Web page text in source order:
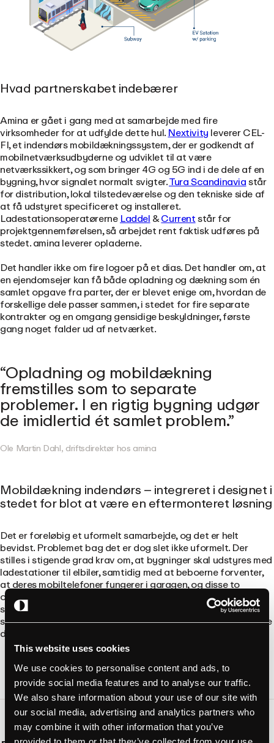
This website uses cookies
We use cookies to personalise content and ads, to
provide social media features and to analyse our traffic.
We also share information about your use of our site with
our social media, advertising and analytics partners who
may combine it with other information that you’ve
Hvad partnerskabet indebærer
Amina er gået i gang med at samarbejde med fire
virksomheder for at udfylde dette hul.Nextivityleverer CEL-
FI, et indendørs mobildækningssystem, der er godkendt af
mobilnetværksudbyderne og udviklet til at være
netværkssikkert, og som bringer 4G og 5G ind i de dele af en
bygning, hvor signalet normalt svigter.Tura Scandinaviastår
for distribution, lokal tilstedeværelse og den tekniske side af
at få udstyret specificeret og installeret.
LadestationsoperatørerneLaddel&Currentstår for
projektgennemførelsen, så arbejdet rent faktisk udføres på
stedet. amina leverer opladerne.
Det handler ikke om fire logoer på et dias. Det handler om, at
en ejendomsejer kan få både opladning og dækning som én
samlet opgave fra parter, der er blevet enige om, hvordan de
forskellige dele passer sammen, i stedet for fire separate
kontrakter og en omgang gensidige beskyldninger, første
gang noget falder ud af netværket.
Opladning og mobildækning
fremstilles som to separate
problemer. I en rigtig bygning udgør
de imidlertid ét samlet problem.
Ole Martin Dahl, driftsdirektør hos amina
Mobildækning indendørs – integreret i designet i
stedet for blot at være en eftermonteret løsning
Det er foreløbig et uformelt samarbejde, og det er helt
bevidst. Problemet bag det er dog slet ikke uformelt. Der
stilles i stigende grad krav om, at bygninger skal udstyres med
ladestationer til elbiler, samtidig med at beboerne forventer,
at deres mobiltelefoner fungerer i garagen, og disse to
områder er længe blevet varetaget af forskellige fagfolk, der
sjældent har kommunikeret med hinanden. At samle dem fra
starten af er ganske enkelt den mest fornuftige måde at gribe
det an på.